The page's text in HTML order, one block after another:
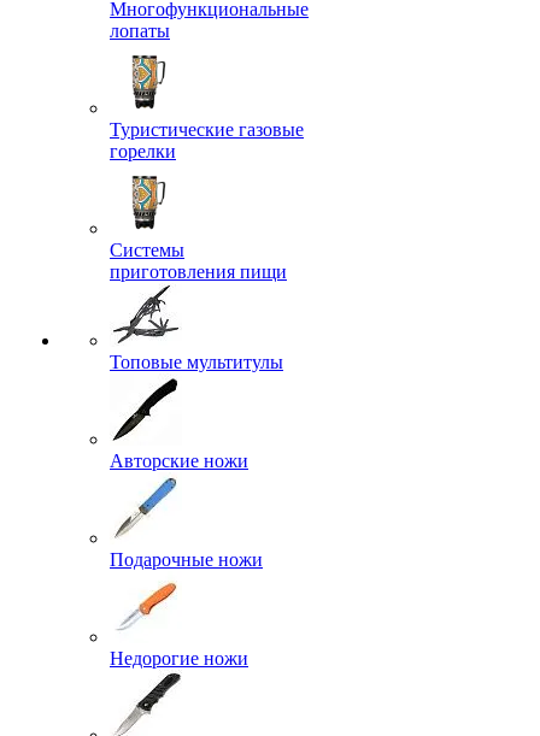
Многофункциональные
лопаты
Туристические газовые
горелки
Системы
приготовления пищи
Топовые мультитулы
Авторские ножи
Подарочные ножи
Недорогие ножи